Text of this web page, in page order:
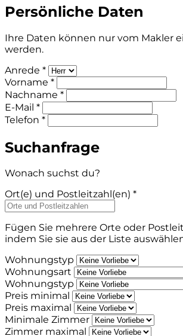
Persönliche Daten
Ihre Daten können nur vom Makler
werden.
Anrede *
Vorname *
Nachname *
E-Mail *
Telefon *
Suchanfrage
Wonach suchst du?
Ort(e) und Postleitzahl(en) *
Fügen Sie mehrere Orte oder
indem Sie sie aus der Liste
Wohnungstyp
Wohnungsart
Wohnungstyp
Preis minimal
Preis maximal
Minimale Zimmer
Zimmer maximal